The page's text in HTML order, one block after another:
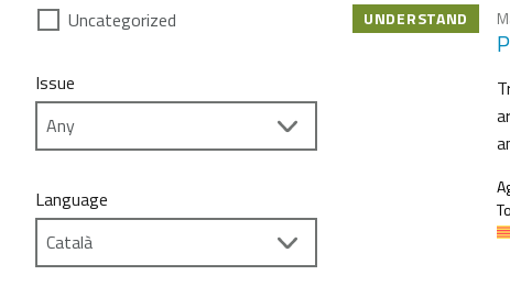
Uncategorized
Issue
Language
UNDERSTAND